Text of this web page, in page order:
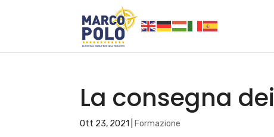
La consegna
Ott 23, 2021 Formazione